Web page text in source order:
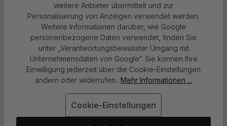
Sonderangebot Getreidefreies
Hundefutter – Geflügel & Kartoffel
Trockenfutter + Nassfutter Mix –
3 kg + 24 × 150 g
Futter Shuttle
Bildergalerie überspringen
weitere Anbieter übermittelt und zur
Personalisierung von Anzeigen verwendet werden.
Weitere Informationen darüber, wie Google
personenbezogene Daten verwendet, finden Sie
unter „Verantwortungsbewusster Umgang mit
Unternehmensdaten von Google“. Sie können Ihre
Einwilligung jederzeit über die Cookie-Einstellungen
ändern oder widerrufen.. Mehr Informationen ...
Cookie-Einstellungen